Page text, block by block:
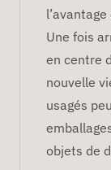
Une fois
en centre
nouvelle
usagés
objets de